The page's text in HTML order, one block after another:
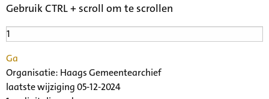
Gebruik CTRL + scroll om te scrollen
Ga
Organisatie: Haags Gemeentearchief
laatste wijziging 05-12-2024